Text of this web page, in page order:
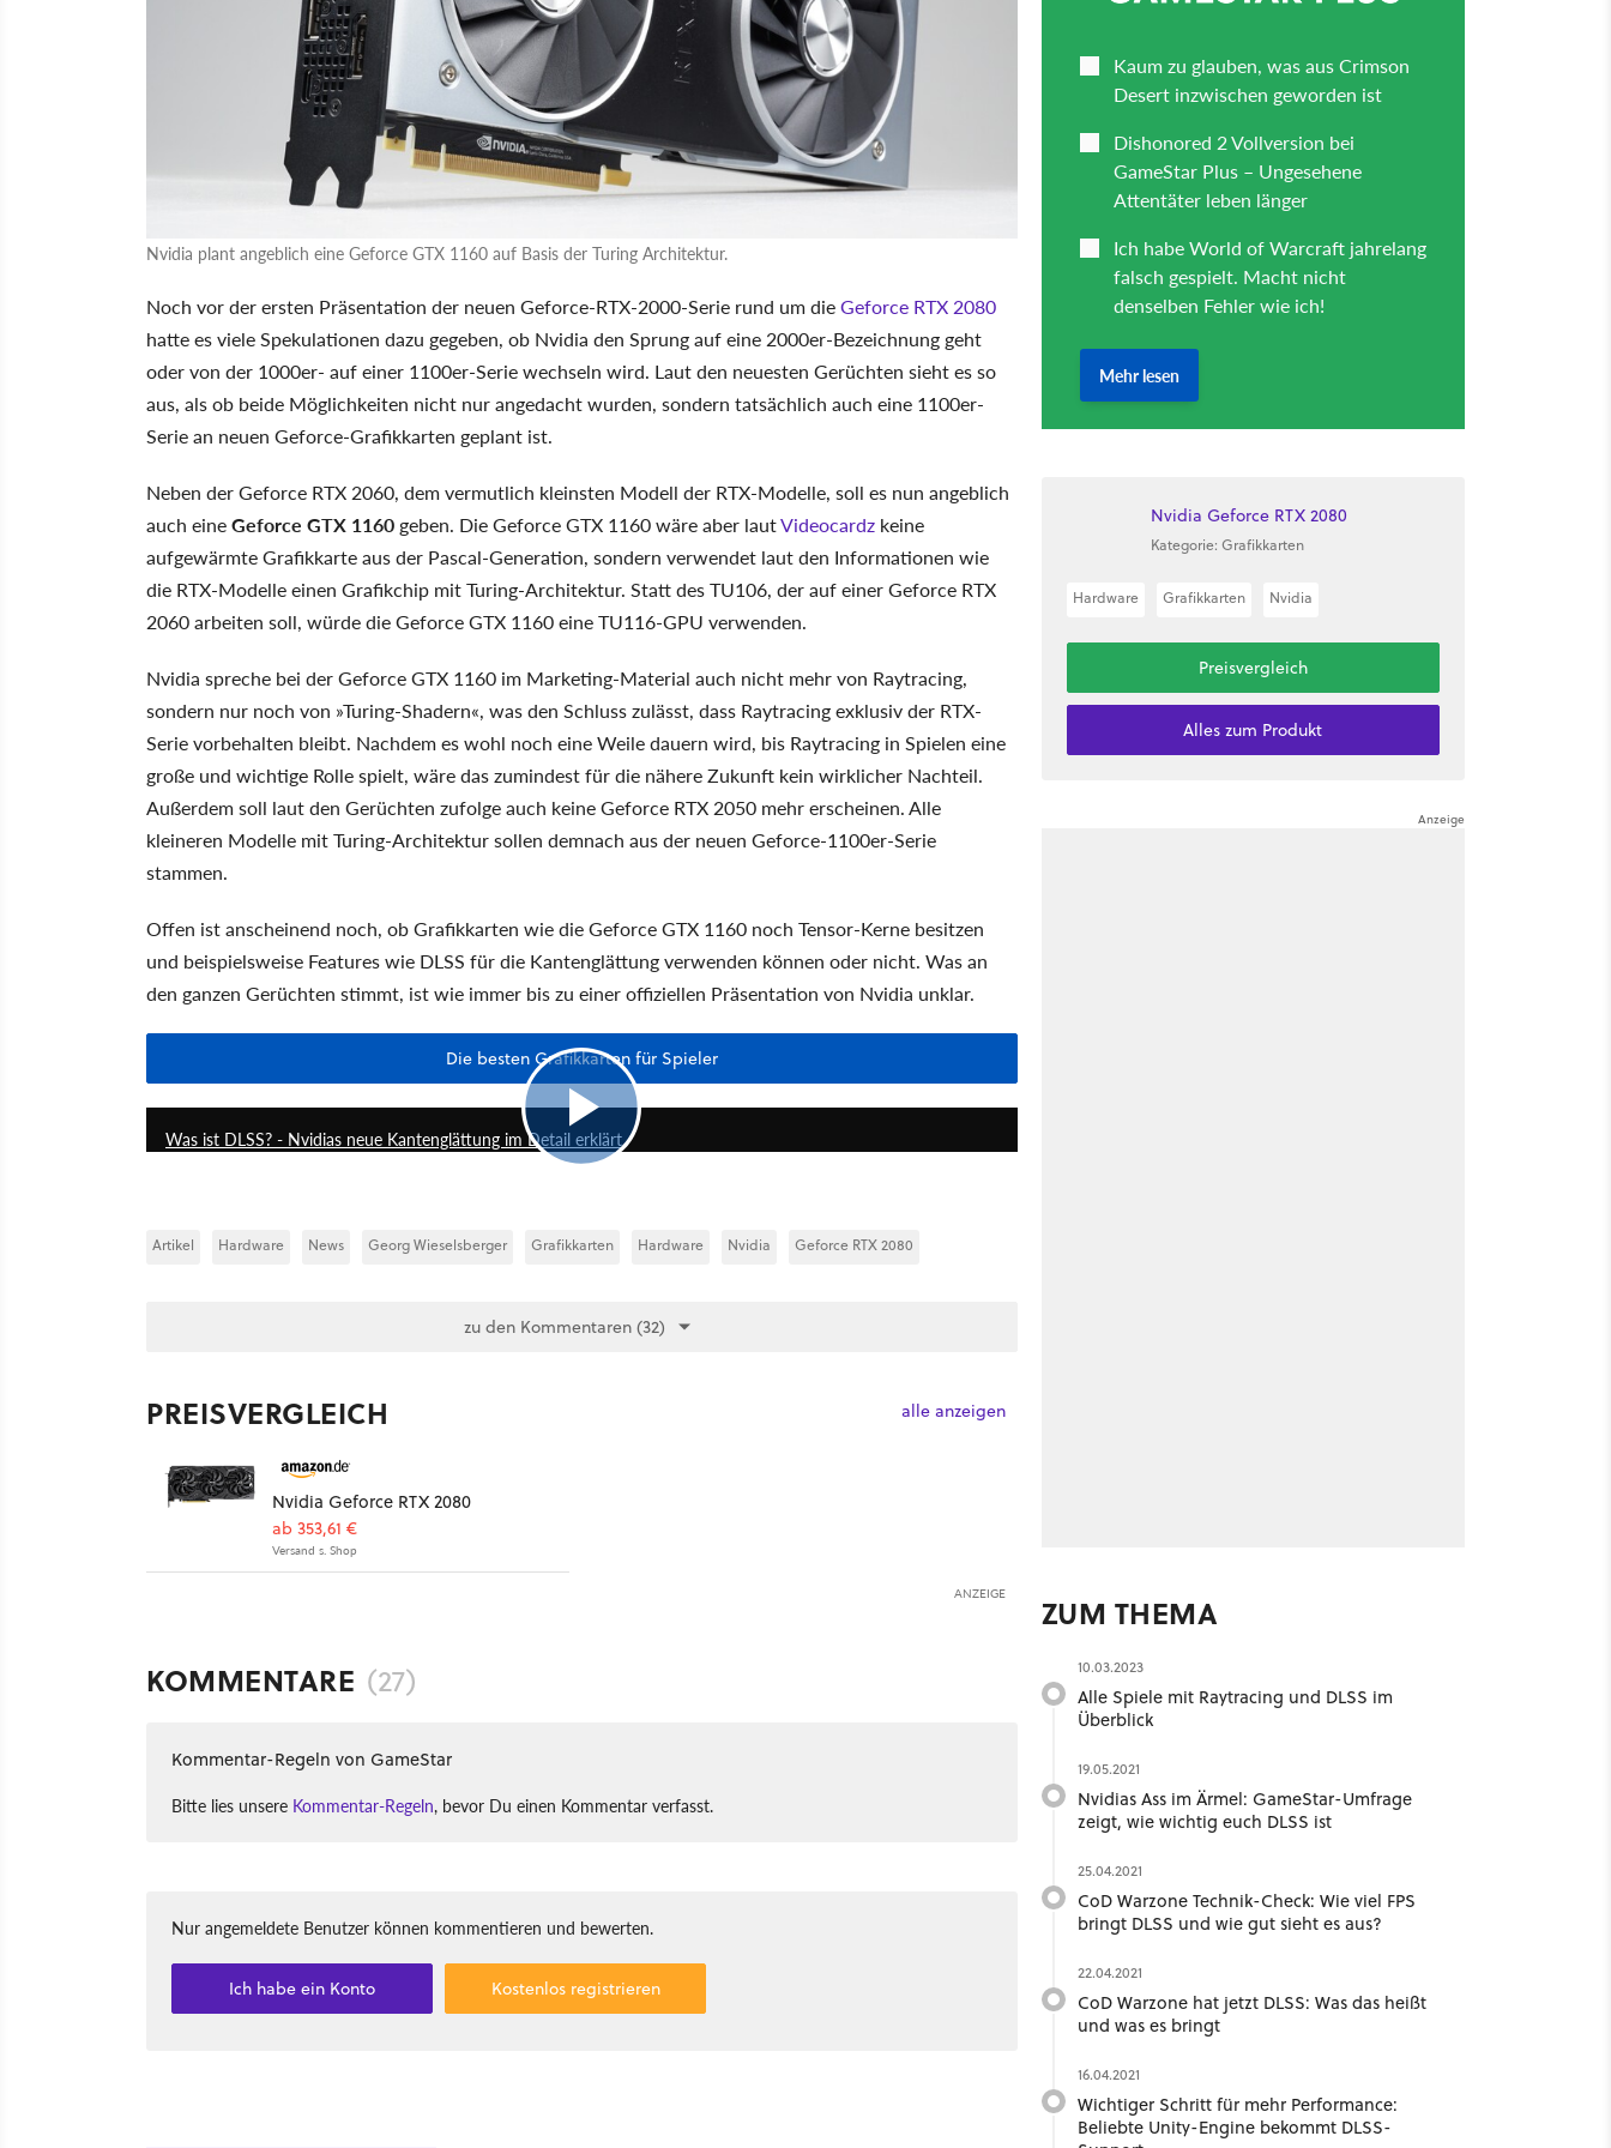
Nvidia plant angeblich eine Geforce GTX 1160 auf Basis der Turing Architektur.
Noch vor der ersten Präsentation der neuen Geforce-RTX-2000-Serie rund um dieGeforce RTX 2080
hatte es viele Spekulationen dazu gegeben, ob Nvidia den Sprung auf eine 2000er-Bezeichnung geht
oder von der 1000er- auf einer 1100er-Serie wechseln wird. Laut den neuesten Gerüchten sieht es so
aus, als ob beide Möglichkeiten nicht nur angedacht wurden, sondern tatsächlich auch eine 1100er-
Serie an neuen Geforce-Grafikkarten geplant ist.
Neben der Geforce RTX 2060, dem vermutlich kleinsten Modell der RTX-Modelle, soll es nun angeblich
auch eineGeforce GTX 1160 geben. Die Geforce GTX 1160 wäre aber lautVideocardz keine
aufgewärmte Grafikkarte aus der Pascal-Generation, sondern verwendet laut den Informationen wie
die RTX-Modelle einen Grafikchip mit Turing-Architektur. Statt des TU106, der auf einer Geforce RTX
2060 arbeiten soll, würde die Geforce GTX 1160 eine TU116-GPU verwenden.
Nvidia spreche bei der Geforce GTX 1160 im Marketing-Material auch nicht mehr von Raytracing,
sondern nur noch von »Turing-Shadern«, was den Schluss zulässt, dass Raytracing exklusiv der RTX-
Serie vorbehalten bleibt. Nachdem es wohl noch eine Weile dauern wird, bis Raytracing in Spielen eine
große und wichtige Rolle spielt, wäre das zumindest für die nähere Zukunft kein wirklicher Nachteil.
Außerdem soll laut den Gerüchten zufolge auch keine Geforce RTX 2050 mehr erscheinen. Alle
kleineren Modelle mit Turing-Architektur sollen demnach aus der neuen Geforce-1100er-Serie
stammen.
Offen ist anscheinend noch, ob Grafikkarten wie die Geforce GTX 1160 noch Tensor-Kerne besitzen
und beispielsweise Features wie DLSS für die Kantenglättung verwenden können oder nicht. Was an
den ganzen Gerüchten stimmt, ist wie immer bis zu einer offiziellen Präsentation von Nvidia unklar.
Die besten Grafikkarten für Spieler
9:05
Was ist DLSS? - Nvidias neue Kantenglättung im Detail erklärt
Artikel Hardware News Georg Wieselsberger Grafikkarten Hardware Nvidia Geforce RTX 2080
zu den Kommentaren (32)
PREISVERGLEICH alle anzeigen
Nvidia Geforce RTX 2080
ab 353,61 €
Versand s. Shop
ANZEIGE
KOMMENTARE (27)
Kommentar-Regeln von GameStar
Bitte lies unsere Kommentar-Regeln, bevor Du einen Kommentar verfasst.
Nur angemeldete Benutzer können kommentieren und bewerten.
Ich habe ein Konto Kostenlos registrieren
Nvidia Geforce RTX 2080
Kategorie: Grafikkarten
Hardware Grafikkarten Nvidia
Preisvergleich
Alles zum Produkt
ZUM THEMA
10.03.2023
Alle Spiele mit Raytracing und DLSS im
Überblick
19.05.2021
Nvidias Ass im Ärmel: GameStar-Umfrage
zeigt, wie wichtig euch DLSS ist
25.04.2021
CoD Warzone Technik-Check: Wie viel FPS
bringt DLSS und wie gut sieht es aus?
22.04.2021
CoD Warzone hat jetzt DLSS: Was das heißt
und was es bringt
16.04.2021
Wichtiger Schritt für mehr Performance:
Beliebte Unity-Engine bekommt DLSS-